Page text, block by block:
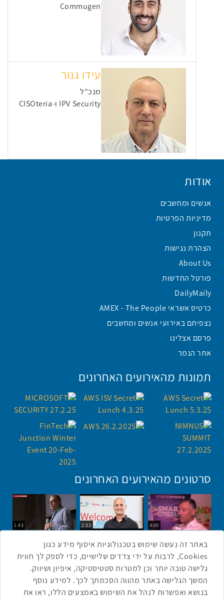
Commugen
עידו גנור
מנכ”ל
IPV Security ו-CISOteria
אודות
אנשים ומחשבים
מדיניות הפרטיות
תקנון
הצהרת נגישות
About Us
פורטל החדשות
DailyMaily
כרטיס אשראי AMEX - The People
נצפיתם באירועי אנשים ומחשבים
פרסם אצלינו
אתר הנמר
תמונות מהאירועים האחרונים
סרטונים מהאירועים האחרונים
4:00
2:33
1:43
3:52
כנס RPA
1:14
כנס בינת יערות הכרמל
כנס F5
באתר זה נעשה שימוש בטכנולוגיות איסוף מידע כגון
Cookies, לרבות על ידי צדדים שלישיים, כדי לספק לך חווית
גלישה טובה יותר וכן למטרות סטטיסטיקה, איפיון ושיווק.
המשך הגלישה באתר מהווה הסכמתך לכך. למידע נוסף
בנושא ואפשרות לנהל את השימוש באמצעים הללו, ראו את